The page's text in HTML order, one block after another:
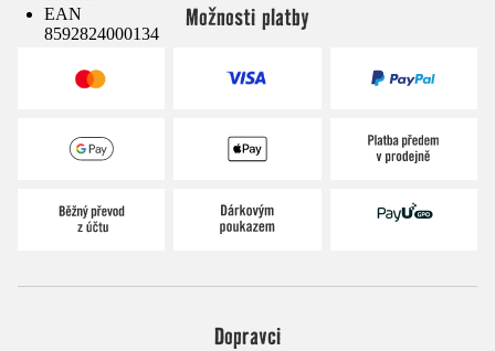
EAN
8592824000134
Možnosti platby
Dopravci